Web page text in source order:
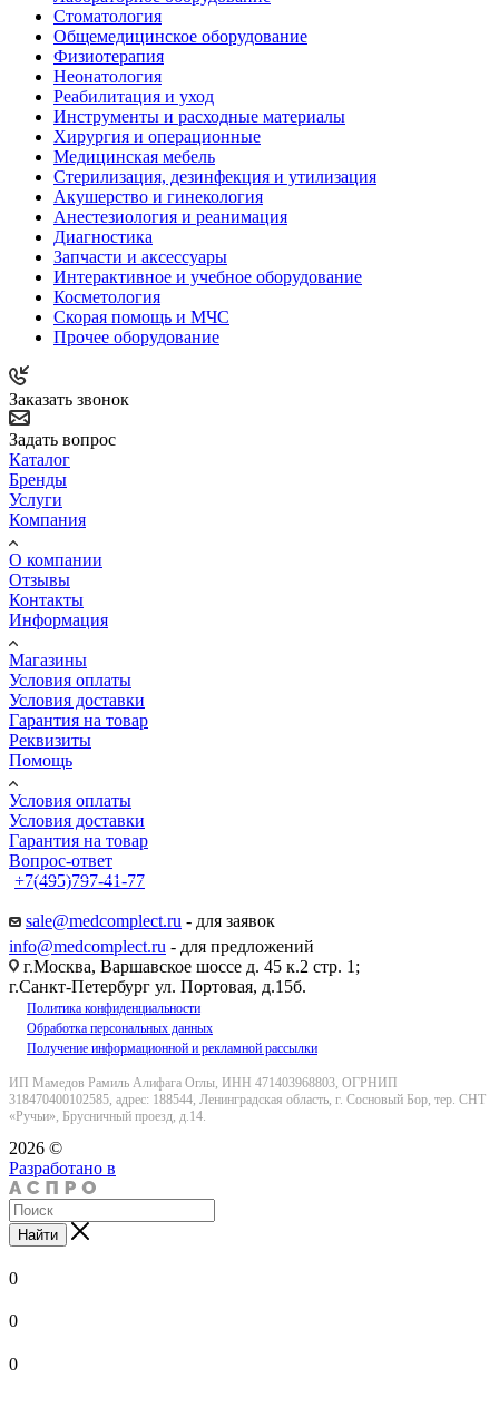
Стоматология
Общемедицинское оборудование
Физиотерапия
Неонатология
Реабилитация и уход
Инструменты и расходные материалы
Хирургия и операционные
Медицинская мебель
Стерилизация, дезинфекция и утилизация
Акушерство и гинекология
Анестезиология и реанимация
Диагностика
Запчасти и аксессуары
Интерактивное и учебное оборудование
Косметология
Скорая помощь и МЧС
Прочее оборудование
Заказать звонок
Задать вопрос
Каталог
Бренды
Услуги
Компания
О компании
Отзывы
Контакты
Информация
Магазины
Условия оплаты
Условия доставки
Гарантия на товар
Реквизиты
Помощь
Условия оплаты
Условия доставки
Гарантия на товар
Вопрос-ответ
+7(495)797-41-77
sale@medcomplect.ru - для заявок
info@medcomplect.ru - для предложений
г.Москва, Варшавское шоссе д. 45 к.2 стр. 1;
г.Санкт-Петербург ул. Портовая, д.15б.
Политика конфиденциальности
Обработка персональных данных
Получение информационной и рекламной рассылки
ИП Мамедов Рамиль Алифага Оглы, ИНН 471403968803, ОГРНИП
318470400102585, адрес: 188544, Ленинградская область, г. Сосновый Бор, тер. СНТ
«Ручьи», Брусничный проезд, д.14.
2026 ©
Разработано в
Найти
0
0
0